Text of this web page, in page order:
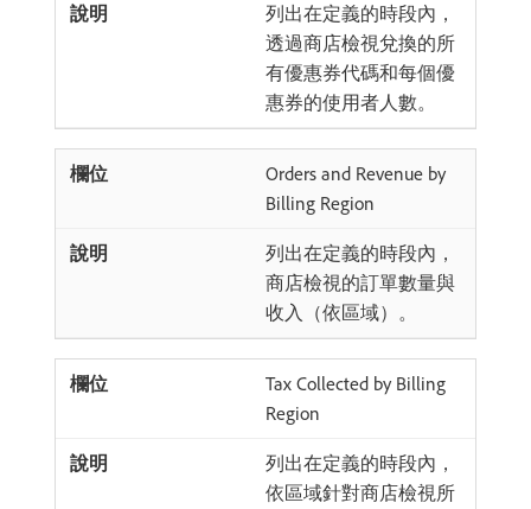
列出在定義的時段內，
透過商店檢視兌換的所
有優惠券代碼和每個優
惠券的使用者人數。
Orders and Revenue by
Billing Region
列出在定義的時段內，
商店檢視的訂單數量與
收入（依區域）。
Tax Collected by Billing
Region
列出在定義的時段內，
依區域針對商店檢視所